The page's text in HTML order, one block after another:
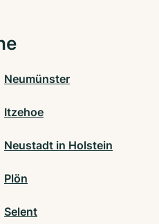
Neumünster
Itzehoe
Neustadt in Holstein
Plön
Selent